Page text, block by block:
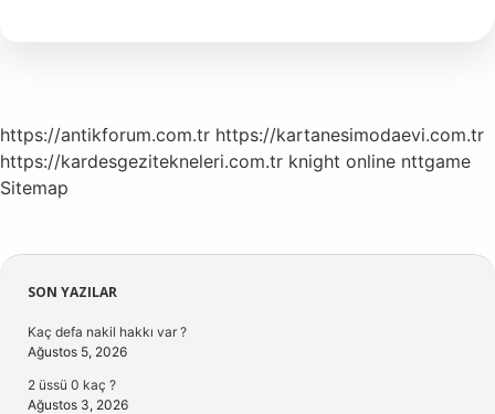
https://antikforum.com.tr https://kartanesimodaevi.com.tr
https://kardesgezitekneleri.com.tr knight online nttgame
Sitemap
Sidebar
SON YAZILAR
Kaç defa nakil hakkı var ?
Ağustos 5, 2026
2 üssü 0 kaç ?
Ağustos 3, 2026